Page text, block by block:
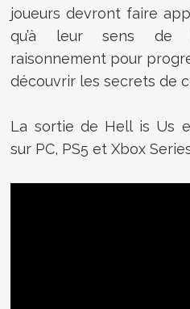
joueurs devront faire
qu’à leur sens de
raisonnement pour
découvrir les secrets de
La sortie de Hell is Us
sur PC, PS5 et Xbox